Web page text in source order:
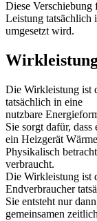
Diese Verschiebung
Leistung tatsächlich
umgesetzt wird.
Die Wirkleistung ist
tatsächlich in eine
nutzbare
Sie sorgt dafür,
ein Heizgerät
Physikalisch
verbraucht.
Die Wirkleistung ist
Endverbraucher
Sie entsteht nur
gemeinsamen